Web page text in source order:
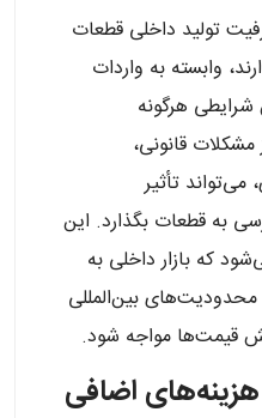
تولید داخلی قطعات
وابسته به واردات
هرگونه
قانونی،
می‌تواند تأثیر
به قطعات بگذارد. این
که بازار داخلی به
بین‌المللی
قیمت‌ها مواجه شود.